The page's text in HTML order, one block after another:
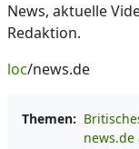
News, aktuelle
Redaktion.
loc/news.de
Themen:
news.de